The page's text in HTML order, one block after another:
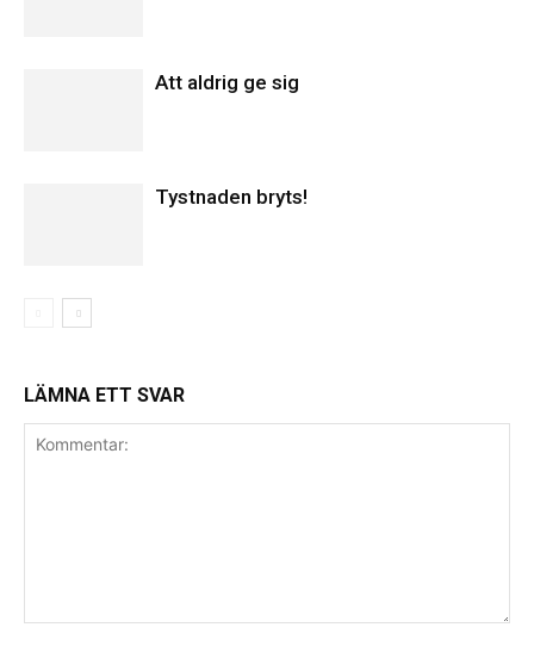
Att aldrig ge sig
Tystnaden bryts!
LÄMNA ETT SVAR